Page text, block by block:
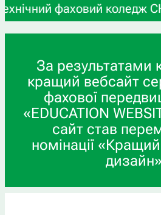
фаховий коледж СНАУ»
За результатами
кращий вебсайт
фахової
«EDUCATION
сайт став
номінації «Кращий